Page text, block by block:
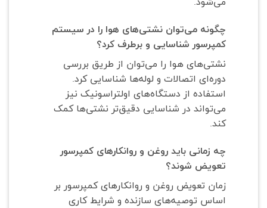
چگونه می‌توان نشتی‌های هوا را در سیستم
کمپرسور شناسایی و برطرف کرد؟
نشتی‌های هوا را می‌توان از طریق بررسی
دوره‌ای اتصالات و لوله‌ها شناسایی کرد.
استفاده از دستگاه‌های اولتراسونیک نیز
می‌تواند در شناسایی دقیق‌تر نشتی‌ها کمک
کند.
چه زمانی باید روغن و روانکارهای کمپرسور
تعویض شوند؟
زمان تعویض روغن و روانکارهای کمپرسور بر
اساس توصیه‌های سازنده و شرایط کاری